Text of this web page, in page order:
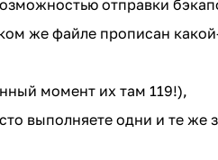
отправки
же файле прописан
момент их там 119!),
выполняете одни и те же